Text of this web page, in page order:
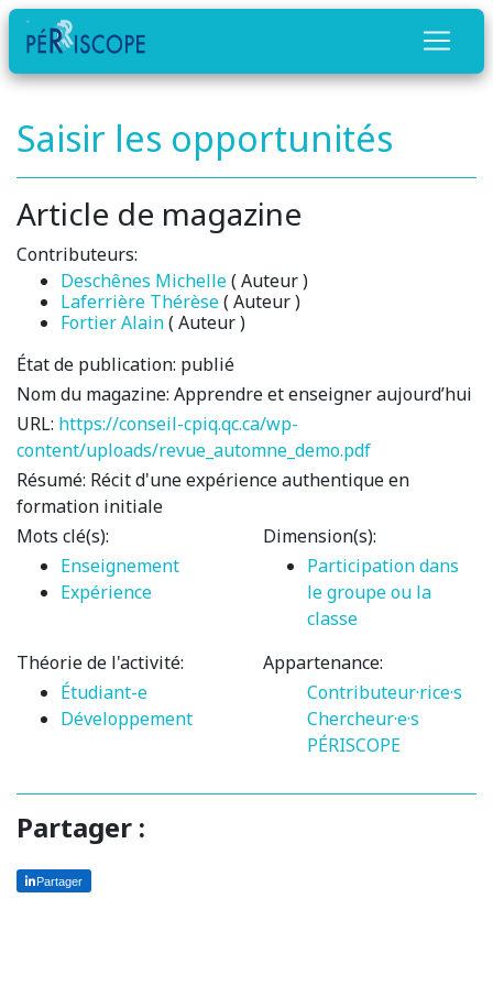
Saisir les opportunités
Article de magazine
Contributeurs:
Deschênes Michelle( Auteur )
Laferrière Thérèse( Auteur )
Fortier Alain( Auteur )
État de publication: publié
Nom du magazine: Apprendre et enseigner aujourd’hui
URL: https://conseil-cpiq.qc.ca/wp-
content/uploads/revue_automne_demo.pdf
Résumé: Récit d'une expérience authentique en
formation initiale
Mots clé(s):
Enseignement
Expérience
Dimension(s):
Participation dans
le groupe ou la
classe
Théorie de l'activité:
Étudiant-e
Développement
Appartenance:
Contributeur·rice·s
Chercheur·e·s
PÉRISCOPE
Partager :
Partager